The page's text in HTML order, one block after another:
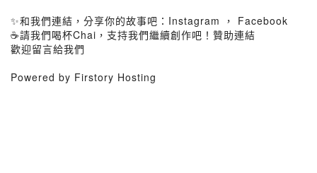
✨和我們連結，分享你的故事吧：Instagram ， Facebook
☕請我們喝杯Chai，支持我們繼續創作吧！贊助連結
歡迎留言給我們
Powered by Firstory Hosting